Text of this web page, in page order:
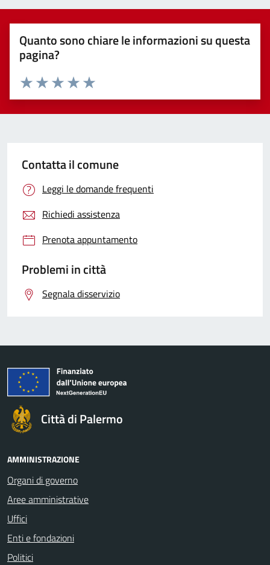
Quanto sono chiare le informazioni su questa
pagina?
Valuta 5 stelle su 5
Valuta 4 stelle su 5
Valuta 3 stelle su 5
Valuta 2 stelle su 5
Valuta 1 stelle su 5
Contatta il comune
Leggi le domande frequenti
Richiedi assistenza
Prenota appuntamento
Problemi in città
Segnala disservizio
Città di Palermo
AMMINISTRAZIONE
Organi di governo
Aree amministrative
Uffici
Enti e fondazioni
Politici